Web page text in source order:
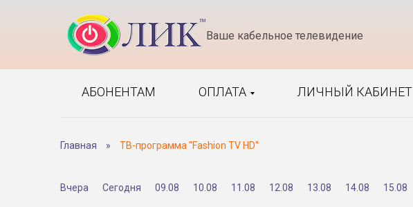
Ваше кабельное телевидение
АБОНЕНТАМ ОПЛАТА ЛИЧНЫЙ КАБИНЕТ
Главная » ТВ-программа "Fashion TV HD"
Вчера Сегодня 09.08 10.08 11.08 12.08 13.08 14.08 15.08